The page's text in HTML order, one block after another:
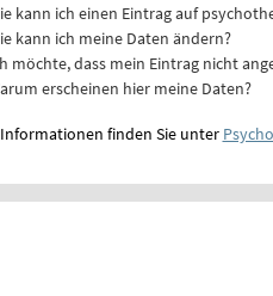
kann ich einen Eintrag auf
kann ich meine Daten ändern?
möchte, dass mein Eintrag nicht
erscheinen hier meine Daten?
finden Sie unter